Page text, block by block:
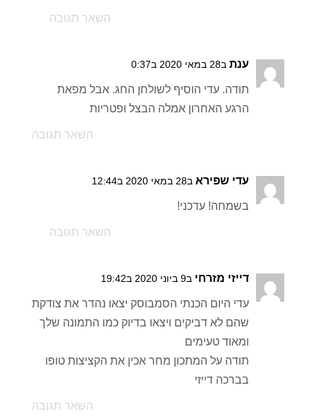
השאר תגובה
ענת ב28 במאי 2020 ב0:37
תודה. עדי הוסיף לשולחן החג. אבל מפאת
הרגע האחרון אמלה הבצל ופטריות
השאר תגובה
עדי שפירא ב28 במאי 2020 ב12:44
בשמחה! עדכני!
השאר תגובה
דייזי מזרחי ב9 ביוני 2020 ב19:42
עדי היום הכנתי הסמבוסק יצאו נהדר את צודקת
שהם לא דביקים ויצאו בדיוק כמו התמונה שלך
ומאוד טעימים
תודה על המתכון מחר אכין את הקציצות טופו
בברכה דייזי
השאר תגובה